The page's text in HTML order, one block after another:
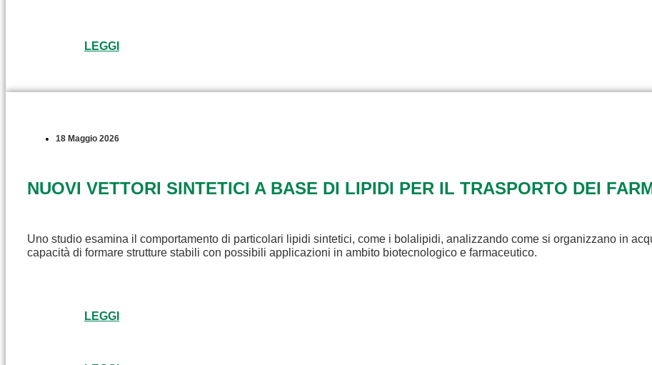
LEGGI
18 Maggio 2026
NUOVI VETTORI SINTETICI A BASE DI LIPIDI PER IL TRASPORTO DEI
Uno studio esamina il comportamento di particolari lipidi sintetici, come i bolalipidi, analizzando come si organizzano in
capacità di formare strutture stabili con possibili applicazioni in ambito biotecnologico e farmaceutico.
LEGGI